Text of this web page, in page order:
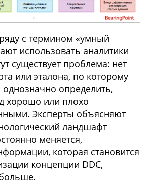
с термином «умный
использовать аналитики
существует проблема: нет
или эталона, по которому
определить,
хорошо или плохо
Эксперты объясняют
ландшафт
меняется,
которая становится
концепции DDC,